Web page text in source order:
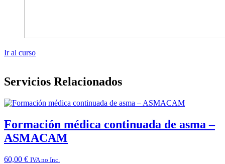
Ir al curso
Servicios Relacionados
Formación médica continuada de asma –
ASMACAM
60,00 € IVA no Inc.